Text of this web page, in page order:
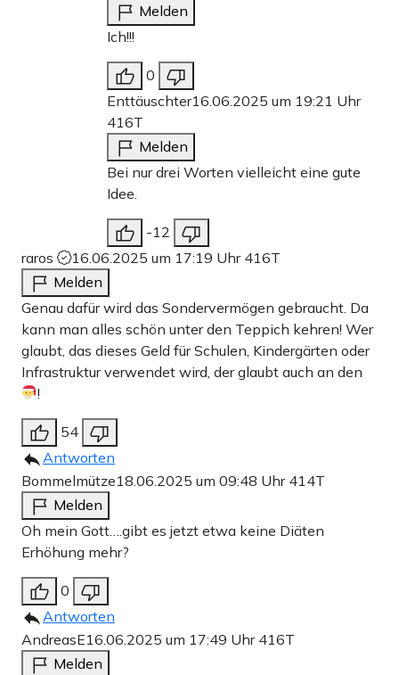
Melden
Ich!!!
0
Enttäuschter16.06.2025 um 19:21 Uhr
416T
Melden
Bei nur drei Worten vielleicht eine gute
Idee.
-12
raros
16.06.2025 um 17:19 Uhr 416T
Melden
Genau dafür wird das Sondervermögen gebraucht. Da
kann man alles schön unter den Teppich kehren! Wer
glaubt, das dieses Geld für Schulen, Kindergärten oder
Infrastruktur verwendet wird, der glaubt auch an den
!
54
Antworten
Bommelmütze18.06.2025 um 09:48 Uhr 414T
Melden
Oh mein Gott….gibt es jetzt etwa keine Diäten
Erhöhung mehr?
0
Antworten
AndreasE16.06.2025 um 17:49 Uhr 416T
Melden